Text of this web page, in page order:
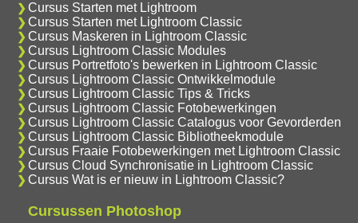
Cursus Starten met Lightroom
Cursus Starten met Lightroom Classic
Cursus Maskeren in Lightroom Classic
Cursus Lightroom Classic Modules
Cursus Portretfoto's bewerken in Lightroom Classic
Cursus Lightroom Classic Ontwikkelmodule
Cursus Lightroom Classic Tips & Tricks
Cursus Lightroom Classic Fotobewerkingen
Cursus Lightroom Classic Catalogus voor Gevorderden
Cursus Lightroom Classic Bibliotheekmodule
Cursus Fraaie Fotobewerkingen met Lightroom Classic
Cursus Cloud Synchronisatie in Lightroom Classic
Cursus Wat is er nieuw in Lightroom Classic?
Cursussen Photoshop